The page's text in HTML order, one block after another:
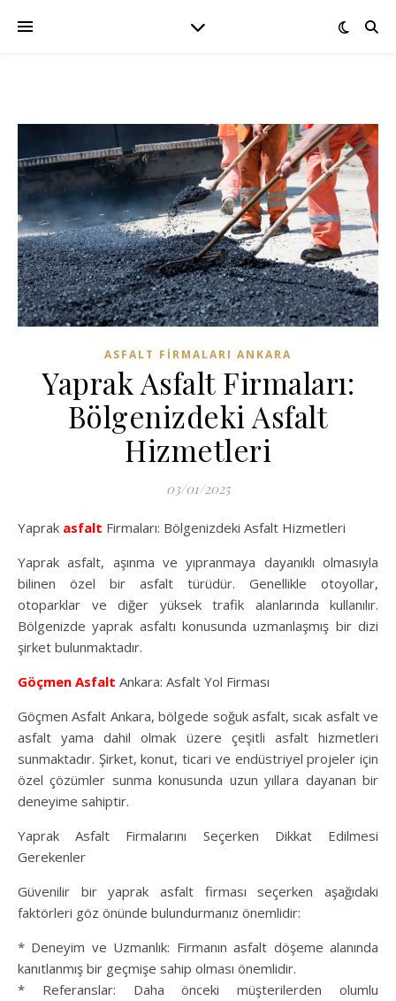
ASFALT FIRMALARI ANKARA
Yaprak Asfalt Firmaları:
Bölgenizdeki Asfalt
Hizmetleri
03/01/2025
Yaprak asfalt Firmaları: Bölgenizdeki Asfalt Hizmetleri
Yaprak asfalt, aşınma ve yıpranmaya dayanıklı olmasıyla
bilinen özel bir asfalt türüdür. Genellikle otoyollar,
otoparklar ve diğer yüksek trafik alanlarında kullanılır.
Bölgenizde yaprak asfaltı konusunda uzmanlaşmış bir dizi
şirket bulunmaktadır.
Göçmen Asfalt Ankara: Asfalt Yol Firması
Göçmen Asfalt Ankara, bölgede soğuk asfalt, sıcak asfalt ve
asfalt yama dahil olmak üzere çeşitli asfalt hizmetleri
sunmaktadır. Şirket, konut, ticari ve endüstriyel projeler için
özel çözümler sunma konusunda uzun yıllara dayanan bir
deneyime sahiptir.
Yaprak Asfalt Firmalarını Seçerken Dikkat Edilmesi
Gerekenler
Güvenilir bir yaprak asfalt firması seçerken aşağıdaki
faktörleri göz önünde bulundurmanız önemlidir:
* Deneyim ve Uzmanlık: Firmanın asfalt döşeme alanında
kanıtlanmış bir geçmişe sahip olması önemlidir.
* Referanslar: Daha önceki müşterilerden olumlu